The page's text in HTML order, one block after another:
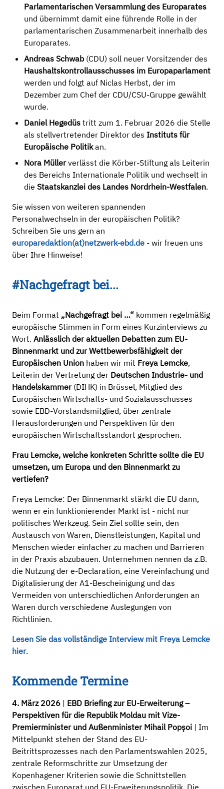
Parlamentarischen Versammlung des Europarates
und übernimmt damit eine führende Rolle in der
parlamentarischen Zusammenarbeit innerhalb des
Europarates.
Andreas Schwab(CDU) soll neuer Vorsitzender des
Haushaltskontrollausschusses im Europaparlament
werden und folgt auf Niclas Herbst, der im
Dezember zum Chef der CDU/CSU-Gruppe gewählt
wurde.
Daniel Hegedüs tritt zum 1. Februar 2026 die Stelle
als stellvertretender Direktor des Instituts für
Europäische Politikan.
Nora Müllerverlässt die Körber-Stiftung als Leiterin
des Bereichs Internationale Politik und wechselt in
die Staatskanzlei des Landes Nordrhein-Westfalen.
Sie wissen von weiteren spannenden
Personalwechseln in der europäischen Politik?
Schreiben Sie uns gern an
europaredaktion(at)netzwerk-ebd.de - wir freuen uns
über Ihre Hinweise!
#Nachgefragt bei...
Beim Format „Nachgefragt bei …“ kommen regelmäßig
europäische Stimmen in Form eines Kurzinterviews zu
Wort. Anlässlich der aktuellen Debatten zum EU-
Binnenmarkt und zur Wettbewerbsfähigkeit der
Europäischen Union haben wir mit Freya Lemcke,
Leiterin der Vertretung der Deutschen Industrie- und
Handelskammer(DIHK) in Brüssel, Mitglied des
Europäischen Wirtschafts- und Sozialausschusses
sowie EBD-Vorstandsmitglied, über zentrale
Herausforderungen und Perspektiven für den
europäischen Wirtschaftsstandort gesprochen.
Frau Lemcke, welche konkreten Schritte sollte die EU
umsetzen, um Europa und den Binnenmarkt zu
vertiefen?
Freya Lemcke: Der Binnenmarkt stärkt die EU dann,
wenn er ein funktionierender Markt ist - nicht nur
politisches Werkzeug. Sein Ziel sollte sein, den
Austausch von Waren, Dienstleistungen, Kapital und
Menschen wieder einfacher zu machen und Barrieren
in der Praxis abzubauen. Unternehmen nennen da z.B.
die Nutzung der e-Declaration, eine Vereinfachung und
Digitalisierung der A1-Bescheinigung und das
Vermeiden von unterschiedlichen Anforderungen an
Waren durch verschiedene Auslegungen von
Richtlinien.
Lesen Sie das vollständige Interview mit Freya Lemcke
hier.
Kommende Termine
4. März 2026 | EBD Briefing zur EU-Erweiterung –
Perspektiven für die Republik Moldau mit Vize-
Premierminister und Außenminister Mihail Popșoi | Im
Mittelpunkt stehen der Stand des EU-
Beitrittsprozesses nach den Parlamentswahlen 2025,
zentrale Reformschritte zur Umsetzung der
Kopenhagener Kriterien sowie die Schnittstellen
zwischen Europarat und EU-Erweiterungspolitik. Die